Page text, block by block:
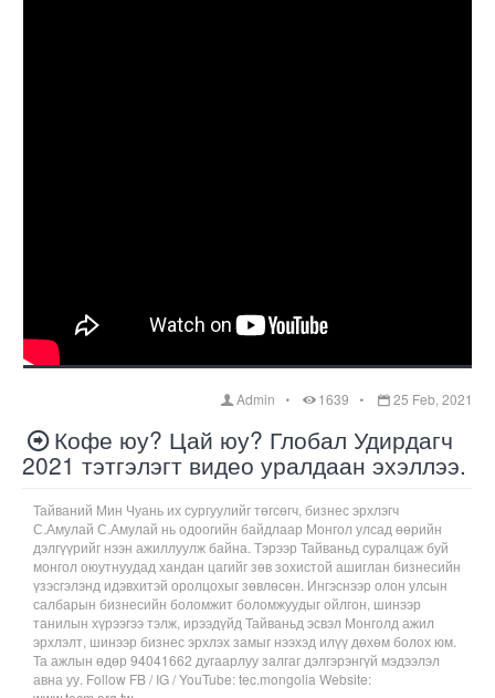
Admin 1639 25 Feb, 2021
Кофе юу? Цай юу? Глобал Удирдагч
2021 тэтгэлэгт видео уралдаан эхэллээ.
Тайваний Мин Чуань их сургуулийг төгсөгч, бизнес эрхлэгч
С.Амулай С.Амулай нь одоогийн байдлаар Монгол улсад өөрийн
дэлгүүрийг нээн ажиллуулж байна. Тэрээр Тайваньд суралцаж буй
монгол оюутнуудад хандан цагийг зөв зохистой ашиглан бизнесийн
үзэсгэлэнд идэвхитэй оролцохыг зөвлөсөн. Ингэснээр олон улсын
салбарын бизнесийн боломжит боломжуудыг ойлгон, шинээр
танилын хүрээгээ тэлж, ирээдүйд Тайваньд эсвэл Монголд ажил
эрхлэлт, шинээр бизнес эрхлэх замыг нээхэд илүү дөхөм болох юм.
Та ажлын өдөр 94041662 дугаарлуу залгаг дэлгэрэнгүй мэдээлэл
авна уу. Follow FB / IG / YouTube: tec.mongolia Website: